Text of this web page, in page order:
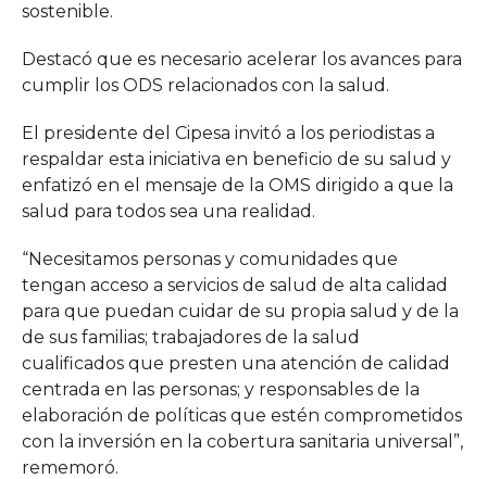
sostenible.
Destacó que es necesario acelerar los avances para
cumplir los ODS relacionados con la salud.
El presidente del Cipesa invitó a los periodistas a
respaldar esta iniciativa en beneficio de su salud y
enfatizó en el mensaje de la OMS dirigido a que la
salud para todos sea una realidad.
“Necesitamos personas y comunidades que
tengan acceso a servicios de salud de alta calidad
para que puedan cuidar de su propia salud y de la
de sus familias; trabajadores de la salud
cualificados que presten una atención de calidad
centrada en las personas; y responsables de la
elaboración de políticas que estén comprometidos
con la inversión en la cobertura sanitaria universal”,
rememoró.